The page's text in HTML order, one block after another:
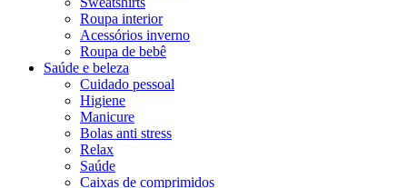
Roupa interior
Acessórios inverno
Roupa de bebê
Saúde e beleza
Cuidado pessoal
Higiene
Manicure
Bolas anti stress
Relax
Saúde
Caixas de comprimidos